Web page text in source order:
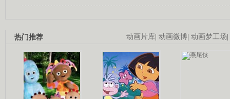
动画片库| 动画微博| 动画梦工场|
热门推荐